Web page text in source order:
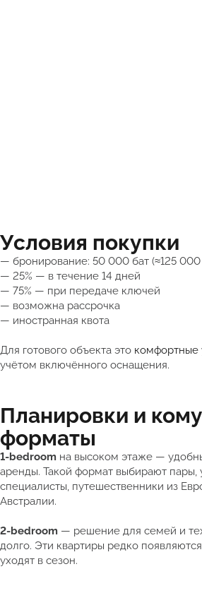
Условия покупки
— бронирование: 50 000 бат (≈125 000
— 25% — в течение 14 дней
— 75% — при передаче ключей
— возможна рассрочка
— иностранная квота
Для готового объекта это комфортные
учётом включённого оснащения.
Планировки и
форматы
1-bedroom на высоком этаже —
аренды. Такой формат выбирают пары,
специалисты, путешественники из
Австралии.
2-bedroom — решение для семей и
долго. Эти квартиры редко
уходят в сезон.